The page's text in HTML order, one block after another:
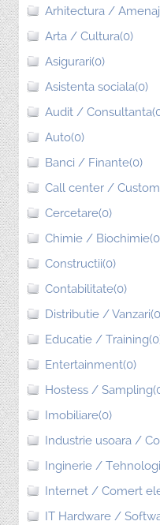
Arhitectura /
Arta / Cultura(0)
Asigurari(0)
Asistenta sociala(0)
Audit /
Auto(0)
Banci / Finante(0)
Call center /
Cercetare(0)
Chimie /
Constructii(0)
Contabilitate(0)
Distributie /
Educatie /
Entertainment(0)
Hostess /
Imobiliare(0)
Industrie usoara /
Inginerie /
Internet / Comert
IT Hardware /